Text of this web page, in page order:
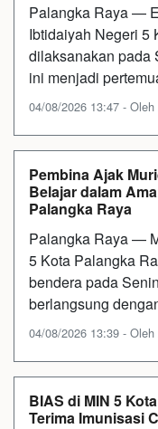
Palangka Raya —
Ibtidaiyah Negeri 5
dilaksanakan pada
ini menjadi
04/08/2026 13:47 -
Pembina Ajak
Belajar dalam
Palangka Raya
Palangka Raya —
5 Kota Palangka
bendera pada
berlangsung
04/08/2026 13:39 -
BIAS di MIN 5
Terima Imunisasi